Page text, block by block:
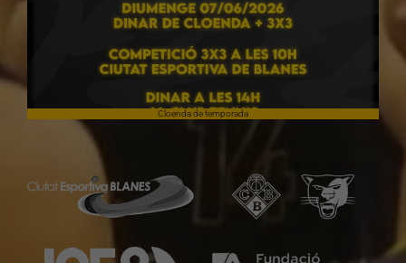
Cloenda de temporada